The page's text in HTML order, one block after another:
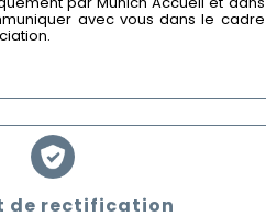
avec vous dans le cadre
de rectification